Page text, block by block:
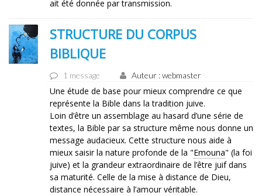
ait été donnée par transmission.
STRUCTURE DU CORPUS
BIBLIQUE
1 message Auteur : webmaster
Une étude de base pour mieux comprendre ce que
représente la Bible dans la tradition juive.
Loin d’être un assemblage au hasard d’une série de
textes, la Bible par sa structure même nous donne un
message audacieux. Cette structure nous aide à
mieux saisir la nature profonde de la "Emouna" (la foi
juive) et la grandeur extraordinaire de l’être juif dans
sa maturité. Celle de la mise à distance de Dieu,
distance nécessaire à l’amour véritable.